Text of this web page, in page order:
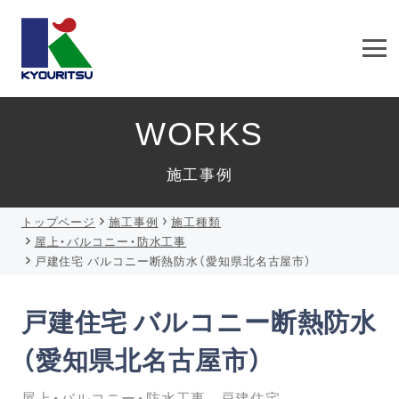
WORKS
施工事例
トップページ 施工事例
施工種類
屋上・バルコニー・防水工事
戸建住宅 バルコニー断熱防水（愛知県北名古屋市）
戸建住宅 バルコニー断熱防水
（愛知県北名古屋市）